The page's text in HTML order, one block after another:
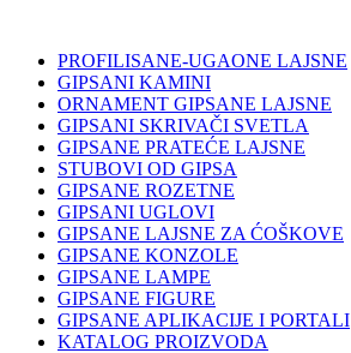
PROFILISANE-UGAONE LAJSNE
GIPSANI KAMINI
ORNAMENT GIPSANE LAJSNE
GIPSANI SKRIVAČI SVETLA
GIPSANE PRATEĆE LAJSNE
STUBOVI OD GIPSA
GIPSANE ROZETNE
GIPSANI UGLOVI
GIPSANE LAJSNE ZA ĆOŠKOVE
GIPSANE KONZOLE
GIPSANE LAMPE
GIPSANE FIGURE
GIPSANE APLIKACIJE I PORTALI
KATALOG PROIZVODA